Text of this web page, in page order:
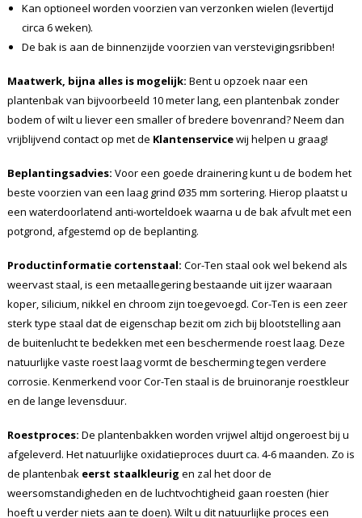
Kan optioneel worden voorzien van verzonken wielen (levertijd
circa 6 weken).
De bak is aan de binnenzijde voorzien van verstevigingsribben!
Maatwerk, bijna alles is mogelijk: Bent u opzoek naar een
plantenbak van bijvoorbeeld 10 meter lang, een plantenbak zonder
bodem of wilt u liever een smaller of bredere bovenrand? Neem dan
vrijblijvend contact op met de Klantenservicewij helpen u graag!
Beplantingsadvies: Voor een goede drainering kunt u de bodem het
beste voorzien van een laag grind Ø35 mm sortering. Hierop plaatst u
een waterdoorlatend anti-worteldoek waarna u de bak afvult met een
potgrond, afgestemd op de beplanting.
Productinformatie cortenstaal: Cor-Ten staal ook wel bekend als
weervast staal, is een metaallegering bestaande uit ijzer waaraan
koper, silicium, nikkel en chroom zijn toegevoegd. Cor-Ten is een zeer
sterk type staal dat de eigenschap bezit om zich bij blootstelling aan
de buitenlucht te bedekken met een beschermende roest laag. Deze
natuurlijke vaste roest laag vormt de bescherming tegen verdere
corrosie. Kenmerkend voor Cor-Ten staal is de bruinoranje roestkleur
en de lange levensduur.
Roestproces: De plantenbakken worden vrijwel altijd ongeroest bij u
afgeleverd. Het natuurlijke oxidatieproces duurt ca. 4-6 maanden. Zo is
de plantenbak eerst staalkleurig en zal het door de
weersomstandigheden en de luchtvochtigheid gaan roesten (hier
hoeft u verder niets aan te doen). Wilt u dit natuurlijke proces een